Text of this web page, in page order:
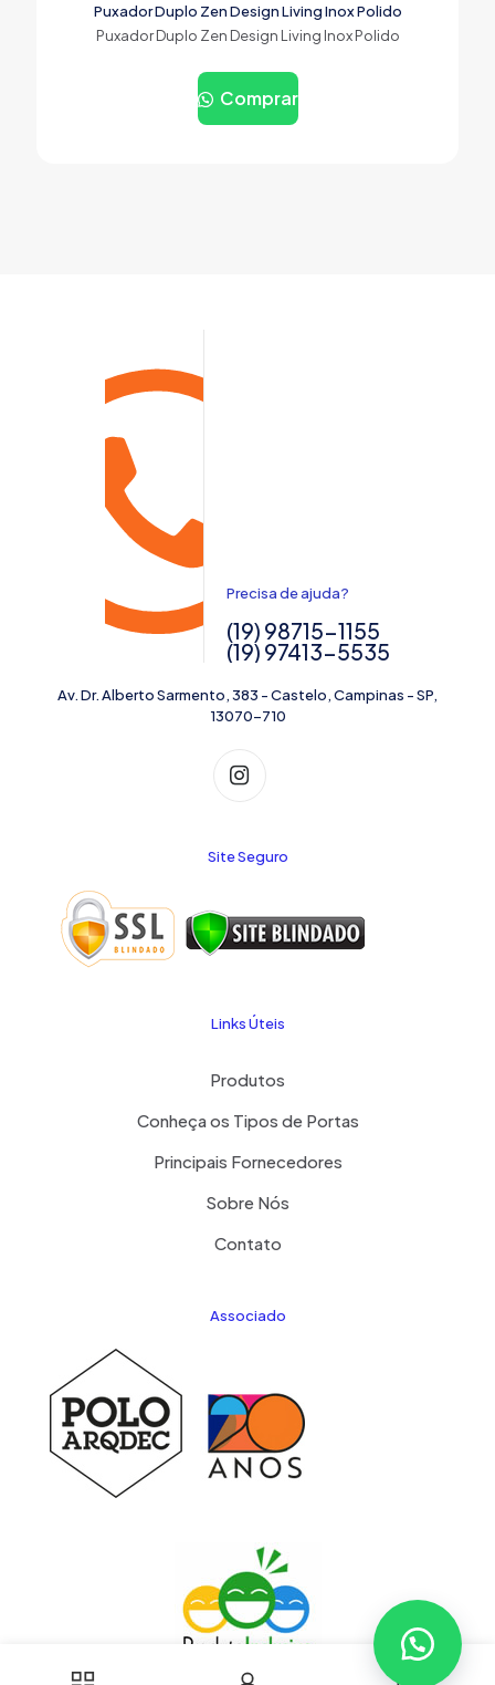
Puxador Duplo Zen Design Living Inox Polido
Puxador Duplo Zen Design Living Inox Polido
Comprar
Precisa de ajuda?
(19) 98715-1155
(19) 97413-5535
Av. Dr. Alberto Sarmento, 383 - Castelo, Campinas - SP,
13070-710
Site Seguro
Links Úteis
Produtos
Conheça os Tipos de Portas
Principais Fornecedores
Sobre Nós
Contato
Associado